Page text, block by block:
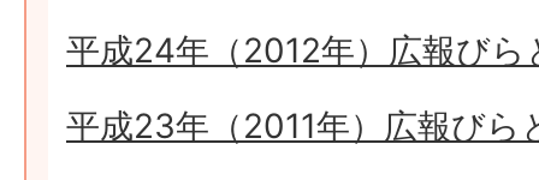
平成24年（2012年）広報びら
平成23年（2011年）広報びら